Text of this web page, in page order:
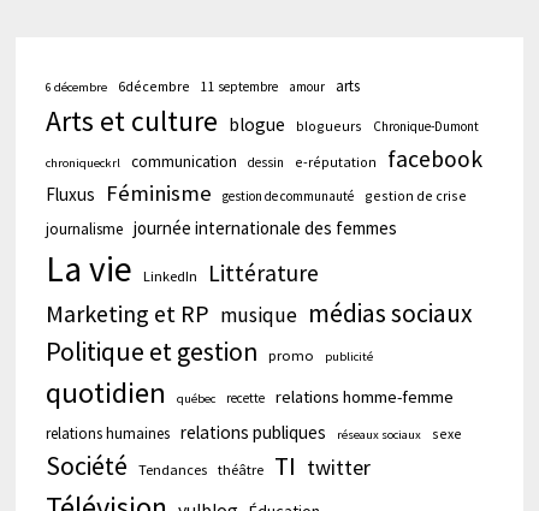
6 décembre 6décembre 11 septembre amour arts
Arts et culture blogue blogueurs Chronique-Dumont
chroniqueckrl communication dessin e-réputation facebook
Fluxus Féminisme gestion de communauté gestion de crise
journalisme journée internationale des femmes
La vie LinkedIn Littérature
Marketing et RP musique médias sociaux
Politique et gestion
promo publicité
quotidien québec recette relations homme-femme
relations humaines relations publiques réseaux sociaux sexe
Société Tendances théâtre TI twitter